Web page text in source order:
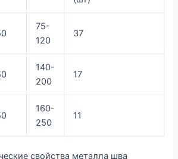
75-
120
37
140-
200
17
160-
250
11
свойства металла шва